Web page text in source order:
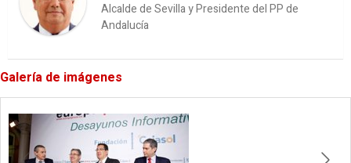
Alcalde de Sevilla y Presidente del PP de
Andalucía
Galería de imágenes